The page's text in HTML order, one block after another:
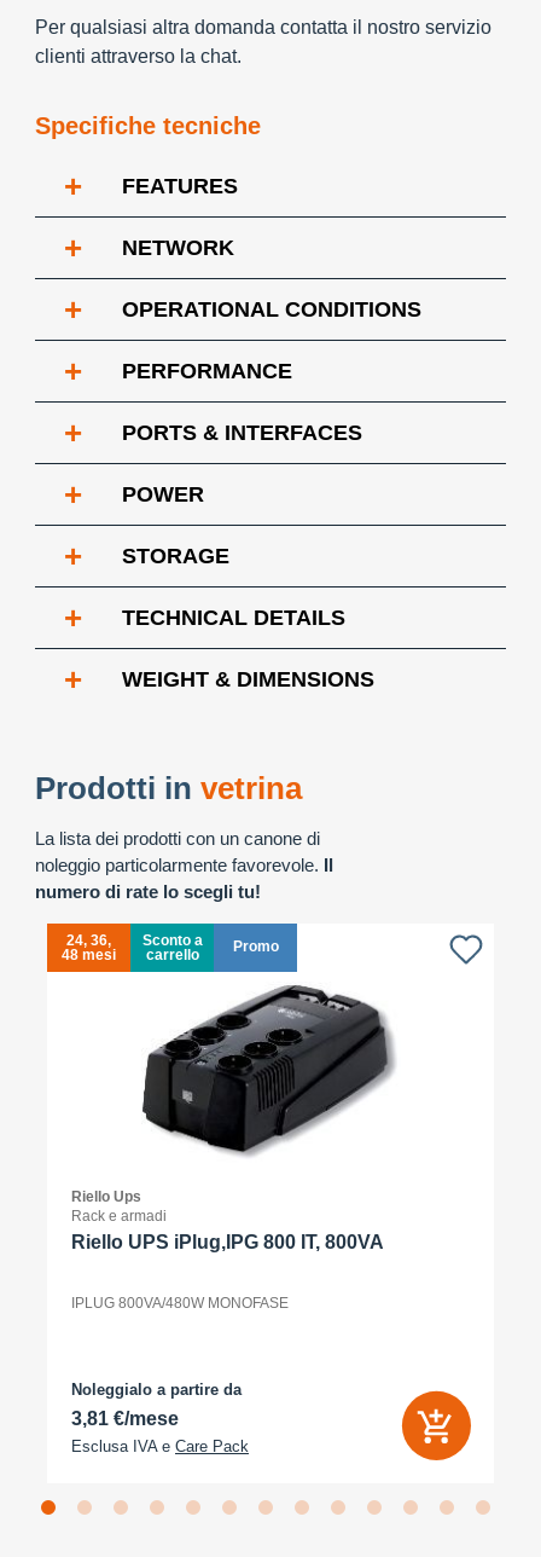
Per qualsiasi altra domanda contatta il nostro servizio
clienti attraverso la chat.
Specifiche tecniche
+ FEATURES
+ NETWORK
+ OPERATIONAL CONDITIONS
+ PERFORMANCE
+ PORTS & INTERFACES
+ POWER
+ STORAGE
+ TECHNICAL DETAILS
+ WEIGHT & DIMENSIONS
Prodotti in vetrina
La lista dei prodotti con un canone di
noleggio particolarmente favorevole. Il
numero di rate lo scegli tu!
24, 36,
48 mesi
Sconto a
carrello
Promo
Riello Ups
Rack e armadi
Riello UPS iPlug,IPG 800 IT, 800VA
IPLUG 800VA/480W MONOFASE
Noleggialo a partire da
3,81 €/mese
Esclusa IVA e Care Pack